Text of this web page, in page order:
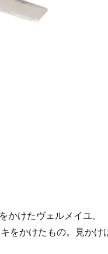
かけたヴェルメイユ。
をかけたもの。見か